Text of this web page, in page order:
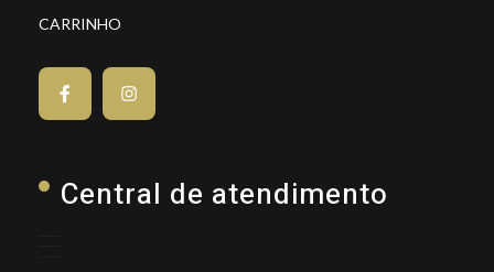
CARRINHO
Central de atendimento